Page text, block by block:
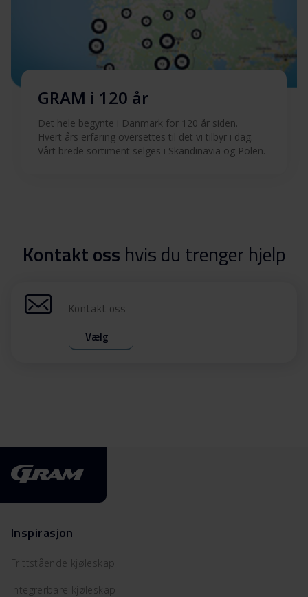
GRAM i 120 år
Det hele begynte i Danmark for 120 år siden.
Hvert års erfaring oversettes til det vi tilbyr i dag.
Vårt brede sortiment selges i Skandinavia og Polen.
Kontakt oss hvis du trenger hjelp
Kontakt oss
Vælg
Inspirasjon
Frittstående kjøleskap
Integrerbare kjøleskap